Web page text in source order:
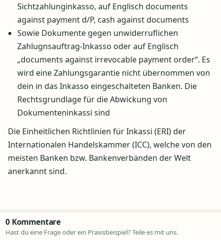
Sichtzahlunginkasso, auf Englisch documents
against payment d/P, cash against documents
Sowie Dokumente gegen unwiderruflichen
Zahlugnsauftrag-Inkasso oder auf Englisch
„documents against irrevocable payment order“. Es
wird eine Zahlungsgarantie nicht übernommen von
dein in das Inkasso eingeschalteten Banken. Die
Rechtsgrundlage für die Abwickung von
Dokumenteninkassi sind
Die Einheitlichen Richtlinien für Inkassi (ERI) der
Internationalen Handelskammer (ICC), welche von den
meisten Banken bzw. Bankenverbän­den der Welt
anerkannt sind.
0 Kommentare
Hast du eine Frage oder ein Praxisbeispiel? Teile es mit uns.